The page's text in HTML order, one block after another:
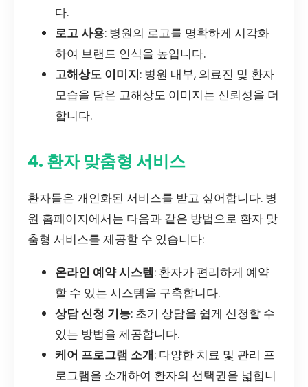
다.
로고 사용: 병원의 로고를 명확하게 시각화
하여 브랜드 인식을 높입니다.
고해상도 이미지: 병원 내부, 의료진 및 환자
모습을 담은 고해상도 이미지는 신뢰성을 더
합니다.
4. 환자 맞춤형 서비스
환자들은 개인화된 서비스를 받고 싶어합니다. 병
원 홈페이지에서는 다음과 같은 방법으로 환자 맞
춤형 서비스를 제공할 수 있습니다:
온라인 예약 시스템: 환자가 편리하게 예약
할 수 있는 시스템을 구축합니다.
상담 신청 기능: 초기 상담을 쉽게 신청할 수
있는 방법을 제공합니다.
케어 프로그램 소개: 다양한 치료 및 관리 프
로그램을 소개하여 환자의 선택권을 넓힙니